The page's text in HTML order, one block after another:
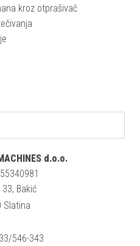
kroz otprašivač
d.o.o.
33, Bakić
Slatina
546-343